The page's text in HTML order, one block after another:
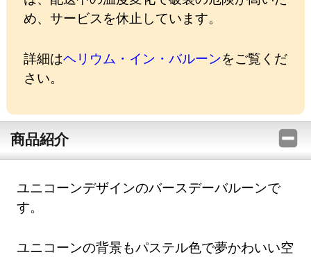
め、サービスを休止しています。
詳細はヘリウム・イン・バルーンをご覧くだ
さい。
商品紹介
ユニコーンデザインのバースデーバルーンで
す。
ユニコーンの背景もパステル色で夢かわいい空